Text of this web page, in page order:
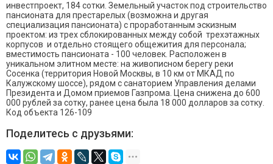
инвестпроект, 184 сотки. Земельный участок под строительство
пансионата для престарелых (возможна и другая
специализация пансионата) с проработанным эскизным
проектом: из трех сблокированных между собой трехэтажных
корпусов и отдельно стоящего общежития для персонала;
вместимость пансионата - 100 человек. Расположен в
уникальном элитном месте: на живописном берегу реки
Сосенка (территория Новой Москвы, в 10 км от МКАД по
Калужскому шоссе), рядом с санаторием Управления делами
Президента и Домом приемов Газпрома. Цена снижена до 600
000 рублей за сотку, ранее цена была 18 000 долларов за сотку.
Код объекта 126-109
Поделитесь с друзьями: